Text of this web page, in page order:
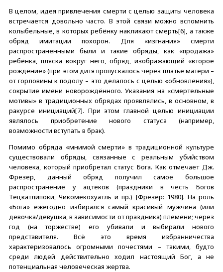
В целом, идея привлечения смерти с целью защиты человека
встречается довольно часто. В этой связи можно вспомнить
колыбельные, в которых ребёнку накликают смерть[6], а также
обряд имитации похорон. Для «изгнания» смерти
распространенными были и такие обряды, как «продажа»
ребёнка, пляска вокруг него, обряд, изображающий «второе
рождение» (при этом дитя пропускалось через платье матери –
от горловины к подолу – это делалось с целью «обновления»),
сокрытие имени новорождённого. Указания на «смертельные
мотивы» в традиционных обрядах проявлялись, в основном, в
ракурсе инициаций[7]. При этом главной целью инициации
являлось приобретение нового статуса (например,
возможности вступать в брак).
Помимо обряда «мнимой смерти» в традиционной культуре
существовали обряды, связанные с реальным убийством
человека, который приобретал статус Бога. Как отмечает Дж.
Фрезер, данный обряд получил самое большое
распространение у ацтеков (праздники в честь Богов
Тецкатлипоки, Чикомекохуатль и пр.) [Фрезер: 1980]. На роль
«Бога» ежегодно избирался самый красивый мужчина (или
девочка/девушка, в зависимости от праздника) племени; через
год (на торжестве) его убивали и выбирали нового
представителя. Всё это время избранничества
характеризовалось огромными почестями – такими, будто
среди людей действительно ходил настоящий Бог, а не
потенциальная человеческая жертва.